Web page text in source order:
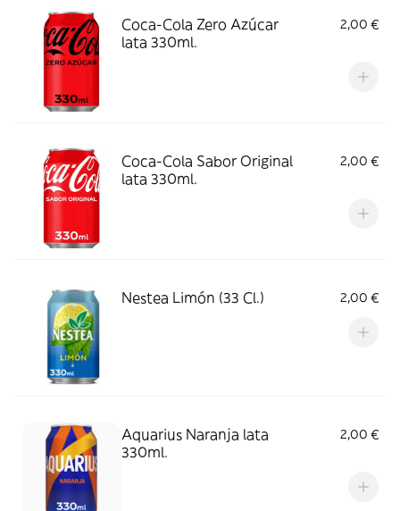
Coca-Cola Zero Azúcar
lata 330ml.
2,00 €
Coca-Cola Sabor Original
lata 330ml.
2,00 €
Nestea Limón (33 Cl.) 2,00 €
Aquarius Naranja lata
330ml.
2,00 €